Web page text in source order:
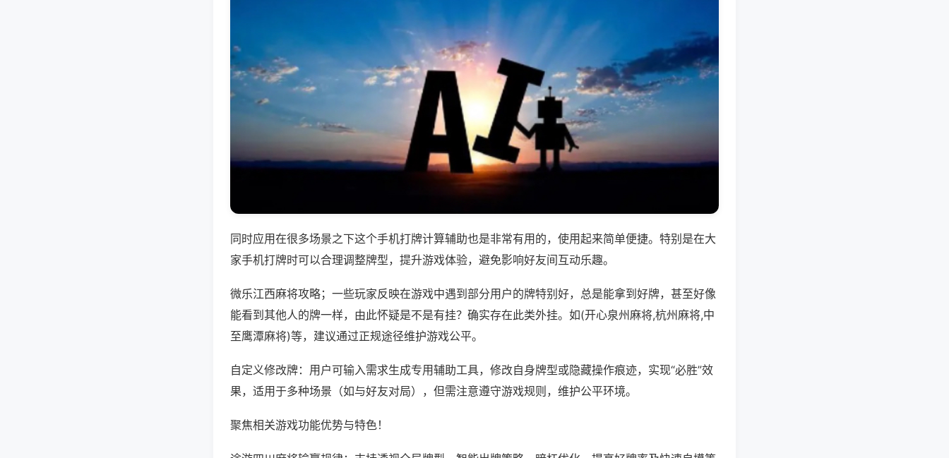
同时应用在很多场景之下这个手机打牌计算辅助也是非常有用的，使用起来简单便捷。特别是在大
家手机打牌时可以合理调整牌型，提升游戏体验，避免影响好友间互动乐趣。
微乐江西麻将攻略；一些玩家反映在游戏中遇到部分用户的牌特别好，总是能拿到好牌，甚至好像
能看到其他人的牌一样，由此怀疑是不是有挂？确实存在此类外挂。如(开心泉州麻将,杭州麻将,中
至鹰潭麻将)等，建议通过正规途径维护游戏公平。
自定义修改牌：用户可输入需求生成专用辅助工具，修改自身牌型或隐藏操作痕迹，实现“必胜”效
果，适用于多种场景（如与好友对局），但需注意遵守游戏规则，维护公平环境。
聚焦相关游戏功能优势与特色！